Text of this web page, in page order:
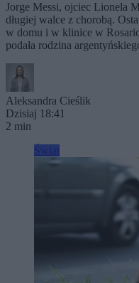
Jorge Messi, ojciec Lionela
długiej walce z chorobą.
w domu i w klinice w
podała rodzina
Aleksandra Cieślik
Dzisiaj 18:41
2 min